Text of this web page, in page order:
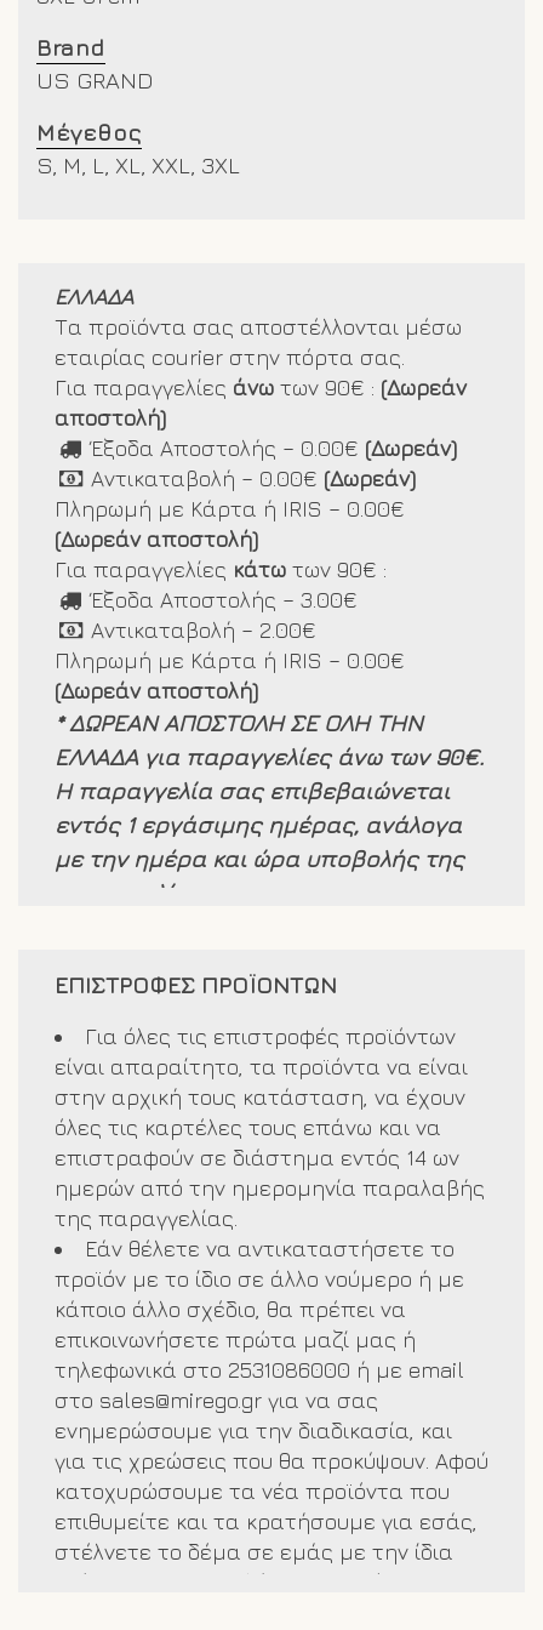
Brand
US GRAND
Μέγεθος
S, M, L, XL, XXL, 3XL
ΕΛΛΑΔΑ
Τα προϊόντα σας αποστέλλονται μέσω
εταιρίας courier στην πόρτα σας.
Για παραγγελίες άνω των 90€ : (Δωρεάν
αποστολή)
Έξοδα Αποστολής – 0.00€ (Δωρεάν)
Αντικαταβολή – 0.00€ (Δωρεάν)
Πληρωμή με Κάρτα ή IRIS – 0.00€
(Δωρεάν αποστολή)
Για παραγγελίες κάτω των 90€ :
Έξοδα Αποστολής – 3.00€
Αντικαταβολή – 2.00€
Πληρωμή με Κάρτα ή IRIS – 0.00€
(Δωρεάν αποστολή)
* ΔΩΡΕΑΝ ΑΠΟΣΤΟΛΗ ΣΕ ΟΛΗ ΤΗΝ
ΕΛΛΑΔΑ για παραγγελίες άνω των 90€.
Η παραγγελία σας επιβεβαιώνεται
εντός 1 εργάσιμης ημέρας, ανάλογα
με την ημέρα και ώρα υποβολής της
παραγγελίας.
1-3 εργάσιμες ημέρες από την
επιβεβαίωση της παραγγελίας σας.
Σε περίπτωση έλλειψης κάποιου
προϊόντος θα ενημερωθείτε άμεσα.
Στέλνουμε προϊόντα μόνο εντός
Ελλάδος.
ΕΠΙΣΤΡΟΦΕΣ ΠΡΟΪΟΝΤΩΝ
Για όλες τις επιστροφές προϊόντων
είναι απαραίτητο, τα προϊόντα να είναι
στην αρχική τους κατάσταση, να έχουν
όλες τις καρτέλες τους επάνω και να
επιστραφούν σε διάστημα εντός 14 ων
ημερών από την ημερομηνία παραλαβής
της παραγγελίας.
Εάν θέλετε να αντικαταστήσετε το
προϊόν με το ίδιο σε άλλο νούμερο ή με
κάποιο άλλο σχέδιο, θα πρέπει να
επικοινωνήσετε πρώτα μαζί μας ή
τηλεφωνικά στο 2531086000 ή με email
στο sales@mirego.gr για να σας
ενημερώσουμε για την διαδικασία, και
για τις χρεώσεις που θα προκύψουν. Αφού
κατοχυρώσουμε τα νέα προϊόντα που
επιθυμείτε και τα κρατήσουμε για εσάς,
στέλνετε το δέμα σε εμάς με την ίδια
κούριερ που παραλάβατε, και όταν το